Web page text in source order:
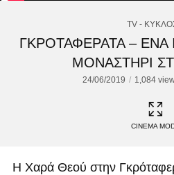
TV -
ΓΚΡΟΤΑΦΕΡΑΤΑ – ΕΝΑ
ΜΟΝΑΣΤΗΡΙ
24/06/2019 1,084
CINEMA
Η Χαρά Θεού στην